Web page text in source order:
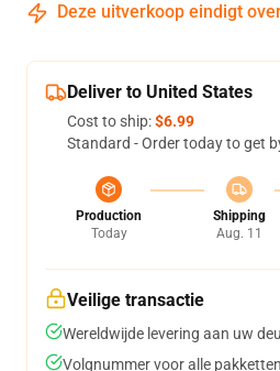
Deze uitverkoop eindigt
Deliver to United States
Cost to ship:$6.99
Standard - Order today to get
Production
Today
Shipping
Aug. 11
Veilige transactie
Wereldwijde levering aan uw
Volgnummer voor alle